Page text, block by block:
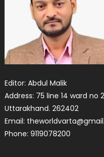
Editor: Abdul Malik
Address: 75 line 14 ward no
Uttarakhand. 262402
Email:
Phone: 9119078200